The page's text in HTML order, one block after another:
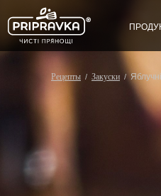
Рецепты / Закуски /